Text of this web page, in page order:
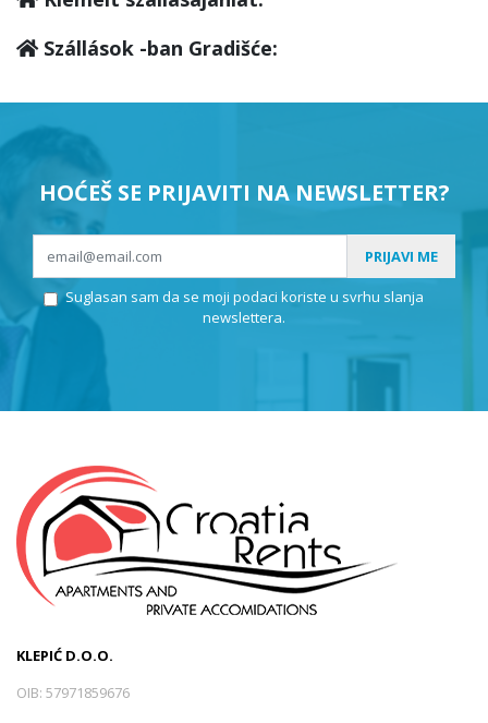
Szállások -ban Gradišće:
HOĆEŠ SE PRIJAVITI NA NEWSLETTER?
PRIJAVI ME
Suglasan sam da se moji podaci koriste u svrhu slanja
newslettera.
KLEPIĆ D.O.O.
OIB: 57971859676